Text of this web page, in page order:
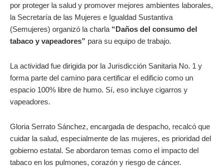
por proteger la salud y promover mejores ambientes laborales,
la Secretaría de las Mujeres e Igualdad Sustantiva
(Semujeres) organizó la charla “Daños del consumo del
tabaco y vapeadores” para su equipo de trabajo.
La actividad fue dirigida por la Jurisdicción Sanitaria No. 1 y
forma parte del camino para certificar el edificio como un
espacio 100% libre de humo. Sí, eso incluye cigarros y
vapeadores.
Gloria Serrato Sánchez, encargada de despacho, recalcó que
cuidar la salud, especialmente de las mujeres, es prioridad del
gobierno estatal. Se abordaron temas como el impacto del
tabaco en los pulmones, corazón y riesgo de cáncer.